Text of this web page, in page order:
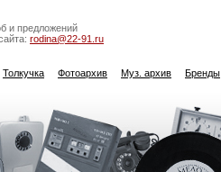
и предложений
rodina@22-91.ru
Толкучка Фотоархив Муз. архив Бренды